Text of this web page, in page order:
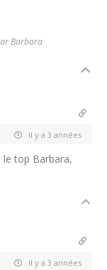
Barbara
il y a 3 années
le top Barbara,
il y a 3 années